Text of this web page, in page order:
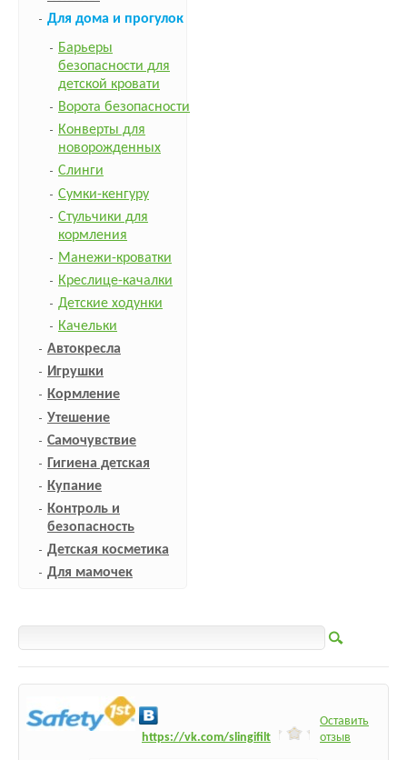
Для дома и прогулок
Барьеры
безопасности для
детской кровати
Ворота безопасности
Конверты для
новорожденных
Слинги
Сумки-кенгуру
Стульчики для
кормления
Манежи-кроватки
Креслице-качалки
Детские ходунки
Качельки
Автокресла
Игрушки
Кормление
Утешение
Самочувствие
Гигиена детская
Купание
Контроль и
безопасность
Детская косметика
Для мамочек
https://vk.com/slingifilt
Оставить
отзыв